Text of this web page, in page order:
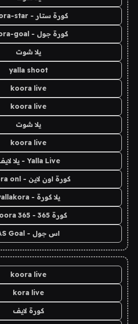
كورة ستار - koora-star
كورة جول - koora-goal
يلا شوت
yalla shoot
koora live
koora live
يلا شوت
koora live
Yalla Live - يلا لايف
كورة اون لاين - koora onl
يلا كورة - yallakora
كورة 365 - kooora 365
اس جول - AS Goal
koora live
kora live
كورة لايف